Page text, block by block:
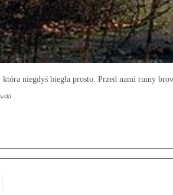
niegdyś biegła prosto. Przed nami ruiny